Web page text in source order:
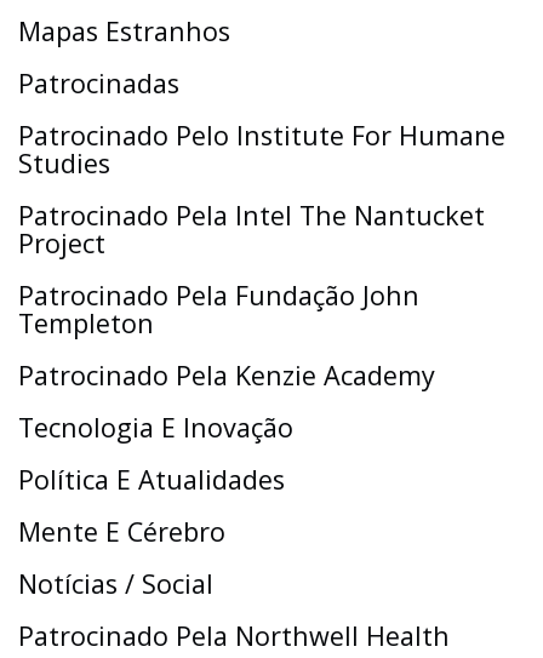
Mapas Estranhos
Patrocinadas
Patrocinado Pelo Institute For Humane
Studies
Patrocinado Pela Intel The Nantucket
Project
Patrocinado Pela Fundação John
Templeton
Patrocinado Pela Kenzie Academy
Tecnologia E Inovação
Política E Atualidades
Mente E Cérebro
Notícias / Social
Patrocinado Pela Northwell Health